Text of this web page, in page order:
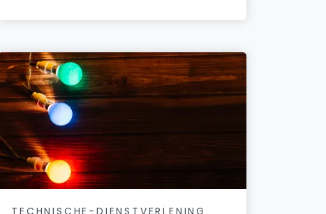
TECHNISCHE-DIENSTVERLENING